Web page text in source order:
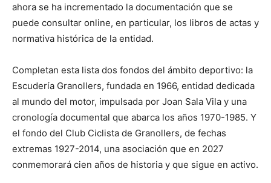
ahora se ha incrementado la documentación que se
puede consultar online, en particular, los libros de actas y
normativa histórica de la entidad.
Completan esta lista dos fondos del ámbito deportivo: la
Escudería Granollers, fundada en 1966, entidad dedicada
al mundo del motor, impulsada por Joan Sala Vila y una
cronología documental que abarca los años 1970-1985. Y
el fondo del Club Ciclista de Granollers, de fechas
extremas 1927-2014, una asociación que en 2027
conmemorará cien años de historia y que sigue en activo.